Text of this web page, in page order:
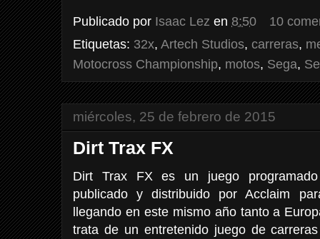
Publicado por Isaac Lez en 8:50
10
Etiquetas: 32x, Artech Studios, carreras,
Motocross Championship, motos, Sega,
miércoles, 25 de febrero de 2015
Dirt Trax FX
Dirt Trax FX es un juego
publicado y distribuido por Acclaim
llegando en este mismo año tanto a
trata de un entretenido juego de